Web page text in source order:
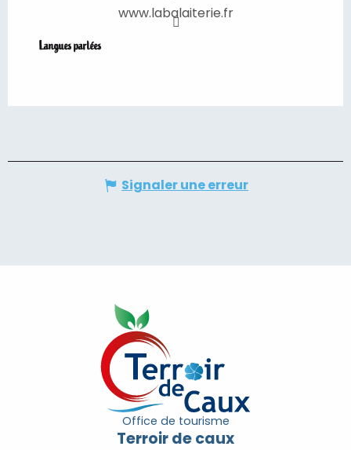
www.labalaiterie.fr
Langues parlées
Langues parlées
Signaler une erreur
Office de tourisme
Terroir de caux